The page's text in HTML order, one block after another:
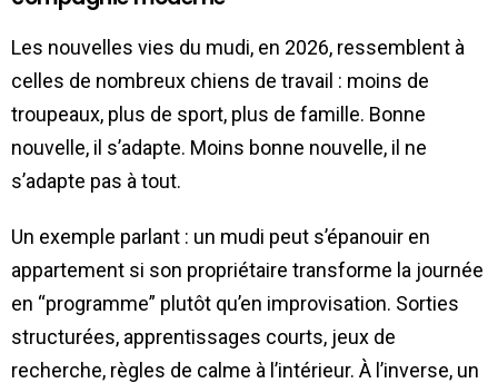
Les nouvelles vies du mudi, en 2026, ressemblent à
celles de nombreux chiens de travail : moins de
troupeaux, plus de sport, plus de famille. Bonne
nouvelle, il s’adapte. Moins bonne nouvelle, il ne
s’adapte pas à tout.
Un exemple parlant : un mudi peut s’épanouir en
appartement si son propriétaire transforme la journée
en “programme” plutôt qu’en improvisation. Sorties
structurées, apprentissages courts, jeux de
recherche, règles de calme à l’intérieur. À l’inverse, un